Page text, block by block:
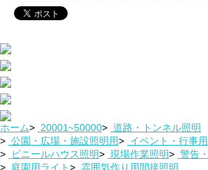
ホーム> 20001~50000> 道路・トンネル照明
> 公園・広場・施設照明用> イベント・行事
>
ビニールハウス照明> 現場作業照明> 警告
> 庭園用ライト> 雰囲気作り用間接照明